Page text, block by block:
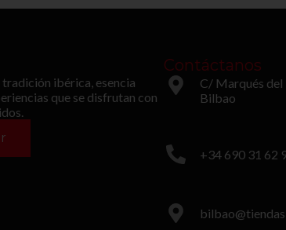
ibérica, esencia
que se disfrutan con
Contáctanos
C/ Marqués del
Bilbao
+34 690 31 62